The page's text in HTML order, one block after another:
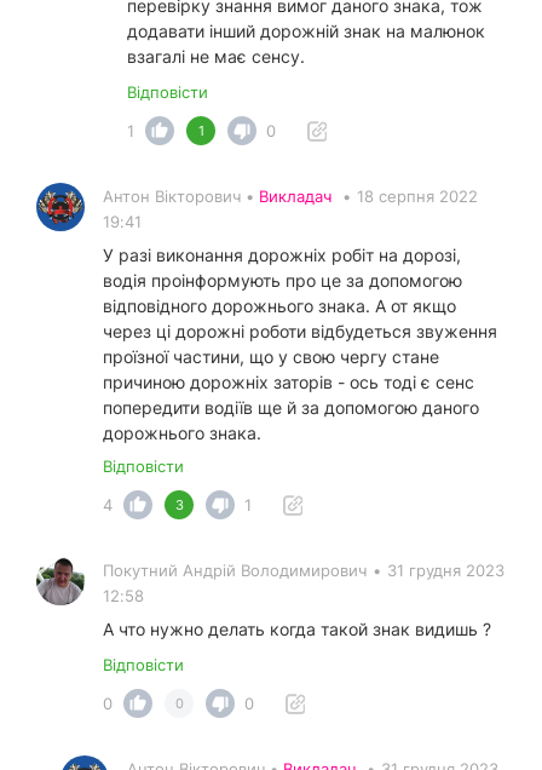
перевірку знання вимог даного знака, тож
додавати інший дорожній знак на малюнок
взагалі не має сенсу.
Відповісти
1
1 0
Антон Вікторович • Викладач • 18 серпня 2022
19:41
У разі виконання дорожніх робіт на дорозі,
водія проінформують про це за допомогою
відповідного дорожнього знака. А от якщо
через ці дорожні роботи відбудеться звуження
проїзної частини, що у свою чергу стане
причиною дорожніх заторів - ось тоді є сенс
попередити водіїв ще й за допомогою даного
дорожнього знака.
Відповісти
4
3 1
Покутний Андрiй Володимирович • 31 грудня 2023
12:58
А что нужно делать когда такой знак видишь ?
Відповісти
0
0 0